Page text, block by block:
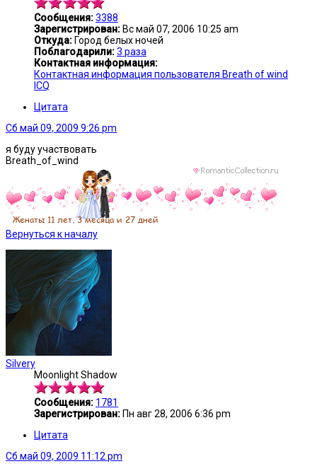
Сообщения:3388
Зарегистрирован: Вс май 07, 2006 10:25 am
Откуда: Город белых ночей
Поблагодарили:3 раза
Контактная информация:
Контактная информация пользователя Breath of wind
ICQ
Цитата
Сб май 09, 2009 9:26 pm
я буду участвовать
Breath_of_wind
Вернуться к началу
Silvery
Moonlight Shadow
Сообщения: 1781
Зарегистрирован: Пн авг 28, 2006 6:36 pm
Цитата
Сб май 09, 2009 11:12 pm